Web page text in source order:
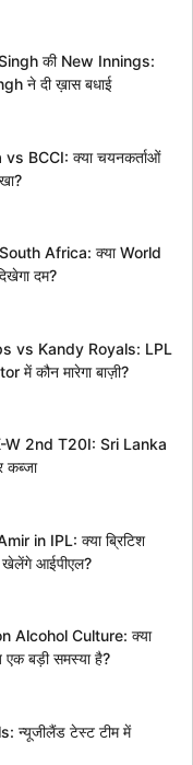
की New Innings:
ने दी ख़ास बधाई
BCCI: क्या चयनकर्ताओं
Africa: क्या World
दम?
vs Kandy Royals: LPL
में कौन मारेगा बाज़ी?
W 2nd T20I: Sri Lanka
कब्जा
in IPL: क्या ब्रिटिश
खेलेंगे आईपीएल?
Alcohol Culture: क्या
बड़ी समस्या है?
न्यूजीलैंड टेस्ट टीम में